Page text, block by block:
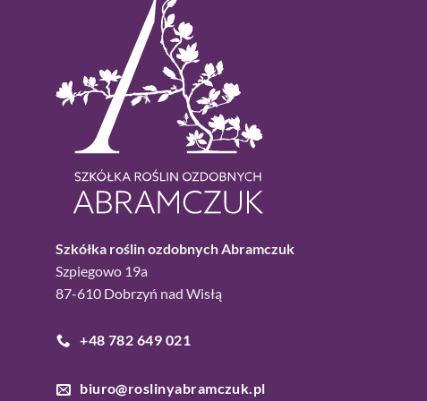
Szkółka roślin ozdobnych Abramczuk
Szpiegowo 19a
87-610 Dobrzyń nad Wisłą
+48 782 649 021
biuro@roslinyabramczuk.pl